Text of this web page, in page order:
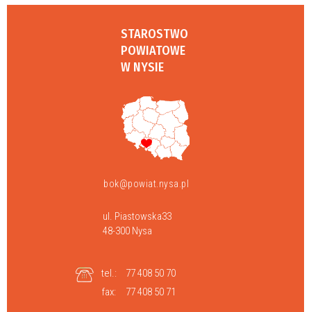
STAROSTWO
POWIATOWE
W NYSIE
bok@powiat.nysa.pl
ul. Piastowska33
48-300 Nysa
tel.:
77 408 50 70
fax:
77 408 50 71